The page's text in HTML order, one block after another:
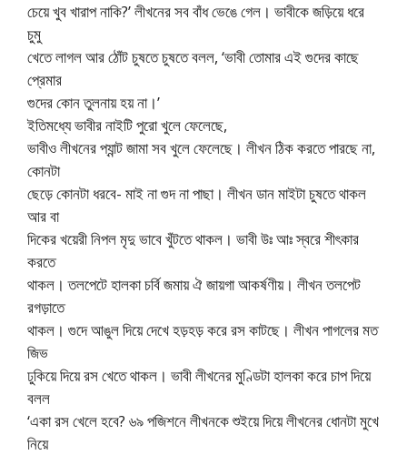
চেয়ে খুব খারাপ নাকি?’ লীখনের সব বাঁধ ভেঙে গেল। ভাবীকে জড়িয়ে ধরে
চুমু
খেতে লাগল আর ঠোঁট চুষতে চুষতে বলল, ‘ভাবী তোমার এই গুদের কাছে
প্রেমার
গুদের কোন তুলনায় হয় না।’
ইতিমধ্যে ভাবীর নাইটি পুরো খুলে ফেলেছে,
ভাবীও লীখনের প্যান্ট জামা সব খুলে ফেলেছে। লীখন ঠিক করতে পারছে না,
কোনটা
ছেড়ে কোনটা ধরবে- মাই না গুদ না পাছা। লীখন ডান মাইটা চুষতে থাকল
আর বা
দিকের খয়েরী নিপল মৃদু ভাবে খুঁটতে থাকল। ভাবী উঃ আঃ স্বরে শীৎকার
করতে
থাকল। তলপেটে হালকা চর্বি জমায় ঐ জায়গা আকর্ষণীয়। লীখন তলপেট
রগড়াতে
থাকল। গুদে আঙুল দিয়ে দেখে হড়হড় করে রস কাটছে। লীখন পাগলের মত
জিভ
ঢুকিয়ে দিয়ে রস খেতে থাকল। ভাবী লীখনের মুণ্ডিটা হালকা করে চাপ দিয়ে
বলল
‘একা রস খেলে হবে? ৬৯ পজিশনে লীখনকে শুইয়ে দিয়ে লীখনের ধোনটা মুখে
নিয়ে